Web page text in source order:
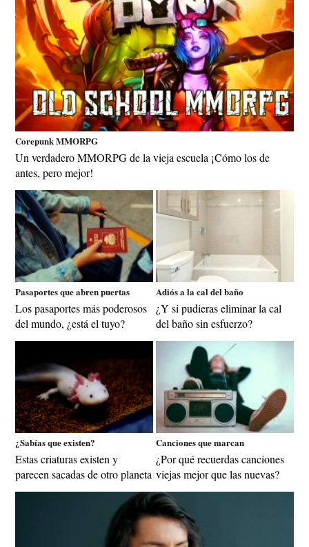
Corepunk MMORPG
Un verdadero MMORPG de la vieja escuela ¡Cómo los de
antes, pero mejor!
Pasaportes que abren puertas
Los pasaportes más poderosos
del mundo, ¿está el tuyo?
Adiós a la cal del baño
¿Y si pudieras eliminar la cal
del baño sin esfuerzo?
¿Sabías que existen?
Estas criaturas existen y
parecen sacadas de otro planeta
Canciones que marcan
¿Por qué recuerdas canciones
viejas mejor que las nuevas?